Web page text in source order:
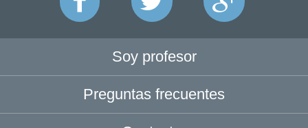
Soy profesor
Preguntas frecuentes